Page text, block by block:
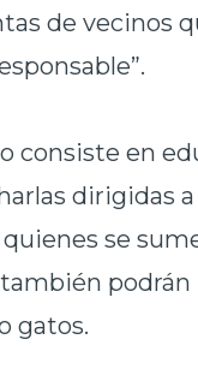
de vecinos
consiste en
dirigidas
se
gatos.